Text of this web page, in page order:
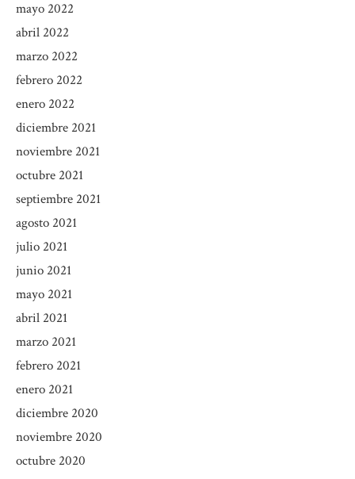
mayo 2022
abril 2022
marzo 2022
febrero 2022
enero 2022
diciembre 2021
noviembre 2021
octubre 2021
septiembre 2021
agosto 2021
julio 2021
junio 2021
mayo 2021
abril 2021
marzo 2021
febrero 2021
enero 2021
diciembre 2020
noviembre 2020
octubre 2020